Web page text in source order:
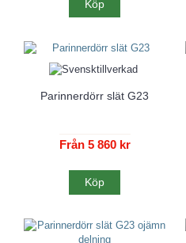
Köp
Parinnerdörr slät G23
Från 5 860 kr
Köp